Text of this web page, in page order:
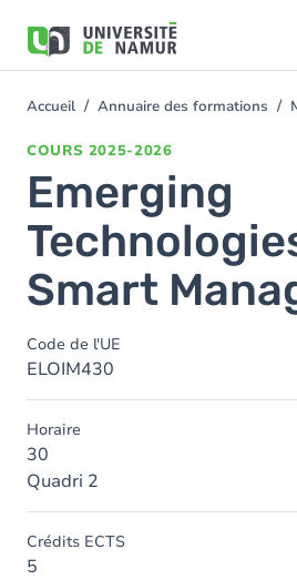
contenu
You
Accueil Annuaire des formations
COURS 2025-2026
Emerging
Smart
Code de l'UE
ELOIM430
Horaire
30
Quadri 2
Crédits ECTS
5